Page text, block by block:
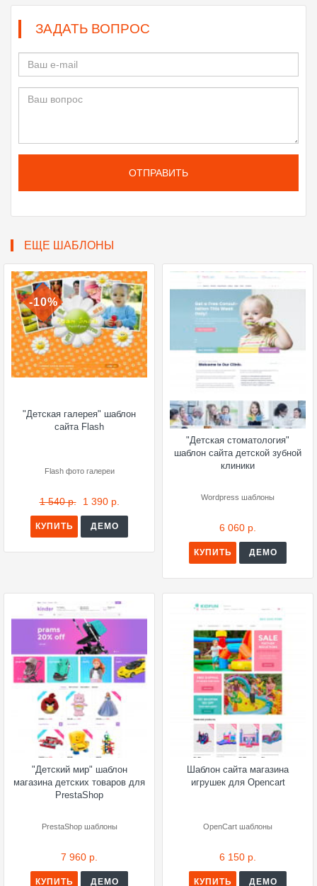
ЗАДАТЬ ВОПРОС
ОТПРАВИТЬ
ЕЩЕ ШАБЛОНЫ
-10%
"Детская галерея" шаблон
сайта Flash
Flash фото галереи
1 540 р. 1 390 р.
КУПИТЬ ДЕМО
"Детская стоматология"
шаблон сайта детской зубной
клиники
Wordpress шаблоны
6 060 р.
КУПИТЬ ДЕМО
"Детский мир" шаблон
магазина детских товаров для
PrestaShop
PrestaShop шаблоны
7 960 р.
КУПИТЬ ДЕМО
Шаблон сайта магазина
игрушек для Opencart
OpenCart шаблоны
6 150 р.
КУПИТЬ ДЕМО